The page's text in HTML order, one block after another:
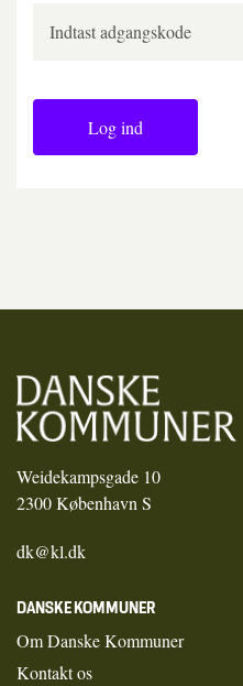
Log ind
Weidekampsgade 10
2300 København S
dk@kl.dk
DANSKE KOMMUNER
Om Danske Kommuner
Kontakt os